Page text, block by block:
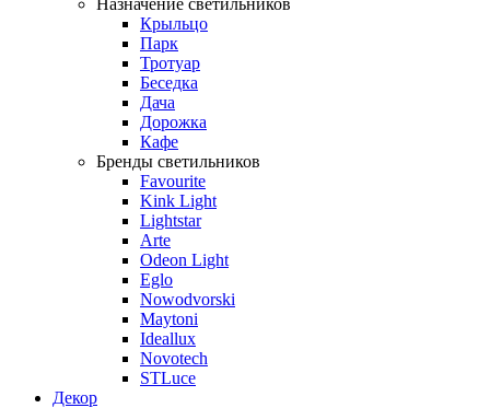
Назначение светильников
Крыльцо
Парк
Тротуар
Беседка
Дача
Дорожка
Кафе
Бренды светильников
Favourite
Kink Light
Lightstar
Arte
Odeon Light
Eglo
Nowodvorski
Maytoni
Ideallux
Novotech
STLuce
Декор